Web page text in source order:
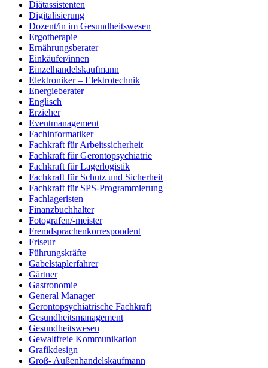
Diätassistenten
Digitalisierung
Dozent/in im Gesundheitswesen
Ergotherapie
Ernährungsberater
Einkäufer/innen
Einzelhandelskaufmann
Elektroniker – Elektrotechnik
Energieberater
Englisch
Erzieher
Eventmanagement
Fachinformatiker
Fachkraft für Arbeitssicherheit
Fachkraft für Gerontopsychiatrie
Fachkraft für Lagerlogistik
Fachkraft für Schutz und Sicherheit
Fachkraft für SPS-Programmierung
Fachlageristen
Finanzbuchhalter
Fotografen/-meister
Fremdsprachenkorrespondent
Friseur
Führungskräfte
Gabelstaplerfahrer
Gärtner
Gastronomie
General Manager
Gerontopsychiatrische Fachkraft
Gesundheitsmanagement
Gesundheitswesen
Gewaltfreie Kommunikation
Grafikdesign
Groß- Außenhandelskaufmann